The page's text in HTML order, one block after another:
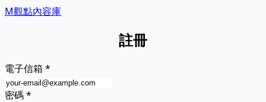
M觀點內容庫
註冊
電子信箱 *
密碼*